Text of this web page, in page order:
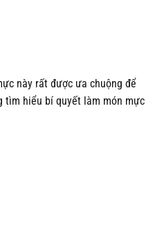
này rất được ưa chuộng để
tìm hiểu bí quyết làm món mực